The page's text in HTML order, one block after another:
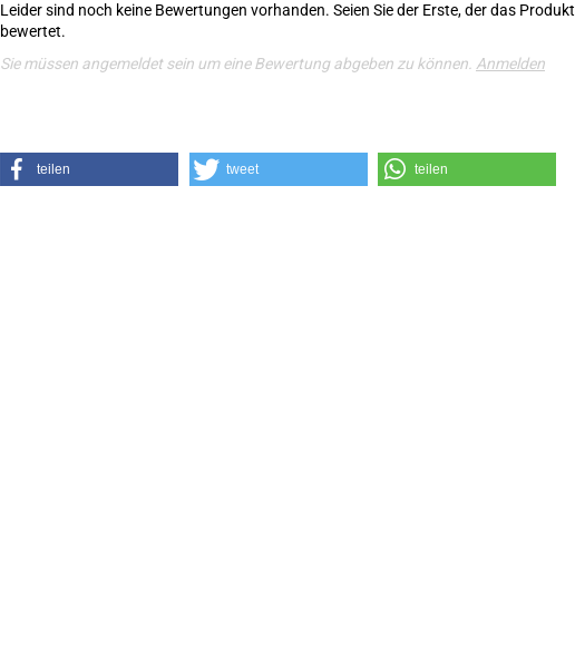
Leider sind noch keine Bewertungen vorhanden. Seien Sie der Erste, der das Produkt
bewertet.
Sie müssen angemeldet sein um eine Bewertung abgeben zu können. Anmelden
teilen tweet teilen